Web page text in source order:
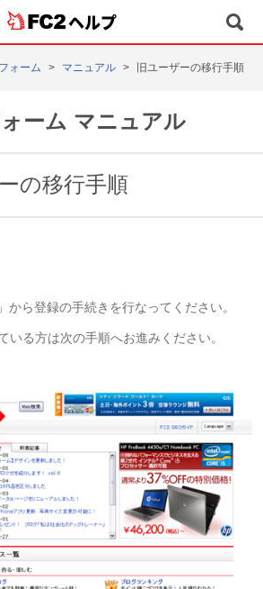
ヘルプ
ォーム マニュアル 旧ユーザーの移行手順
ーム マニュアル
の移行手順
から登録の手続きを行なってください。
いる方は次の手順へお進みください。